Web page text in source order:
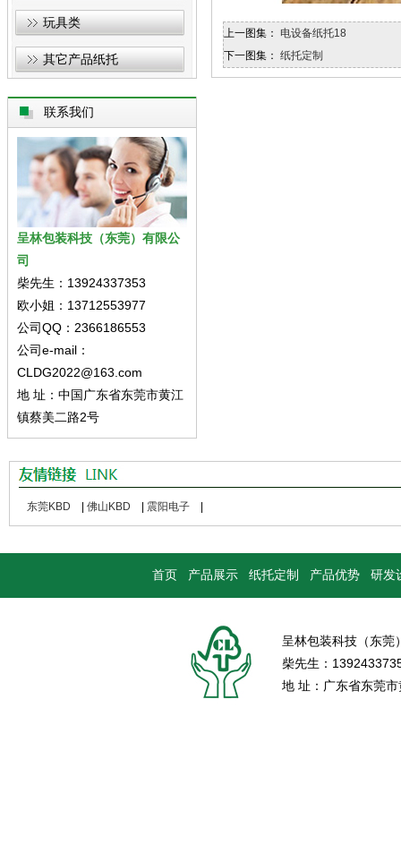
玩具类
其它产品纸托
联系我们
呈林包装科技（东莞）有限公
司
柴先生：13924337353
欧小姐：13712553977
公司QQ：2366186553
公司e-mail：
CLDG2022@163.com
地 址：中国广东省东莞市黄江
镇蔡美二路2号
上一图集： 电设备纸托18
下一图集： 纸托定制
东莞KBD 佛山KBD 震阳电子
首页 产品展示 纸托定制 产品优势 研发
呈林包装科技（东
柴先生：
地 址：广东省东莞